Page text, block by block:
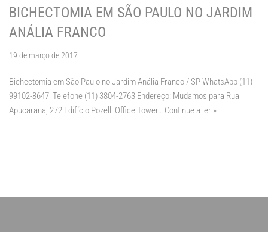
BICHECTOMIA EM SÃO PAULO NO JARDIM
ANÁLIA FRANCO
19 de março de 2017
Bichectomia em São Paulo no Jardim Anália Franco / SP WhatsApp (11)
99102-8647 Telefone (11) 3804-2763 Endereço: Mudamos para Rua
Apucarana, 272 Edifício Pozelli Office Tower… Continue a ler »